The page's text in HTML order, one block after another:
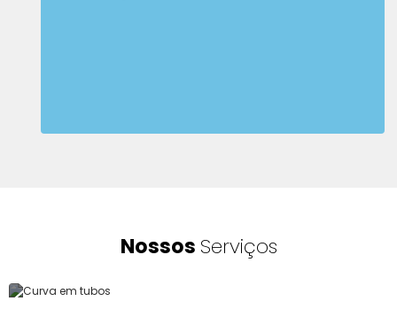
NossosServiços